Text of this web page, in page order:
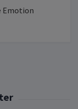
Emotion